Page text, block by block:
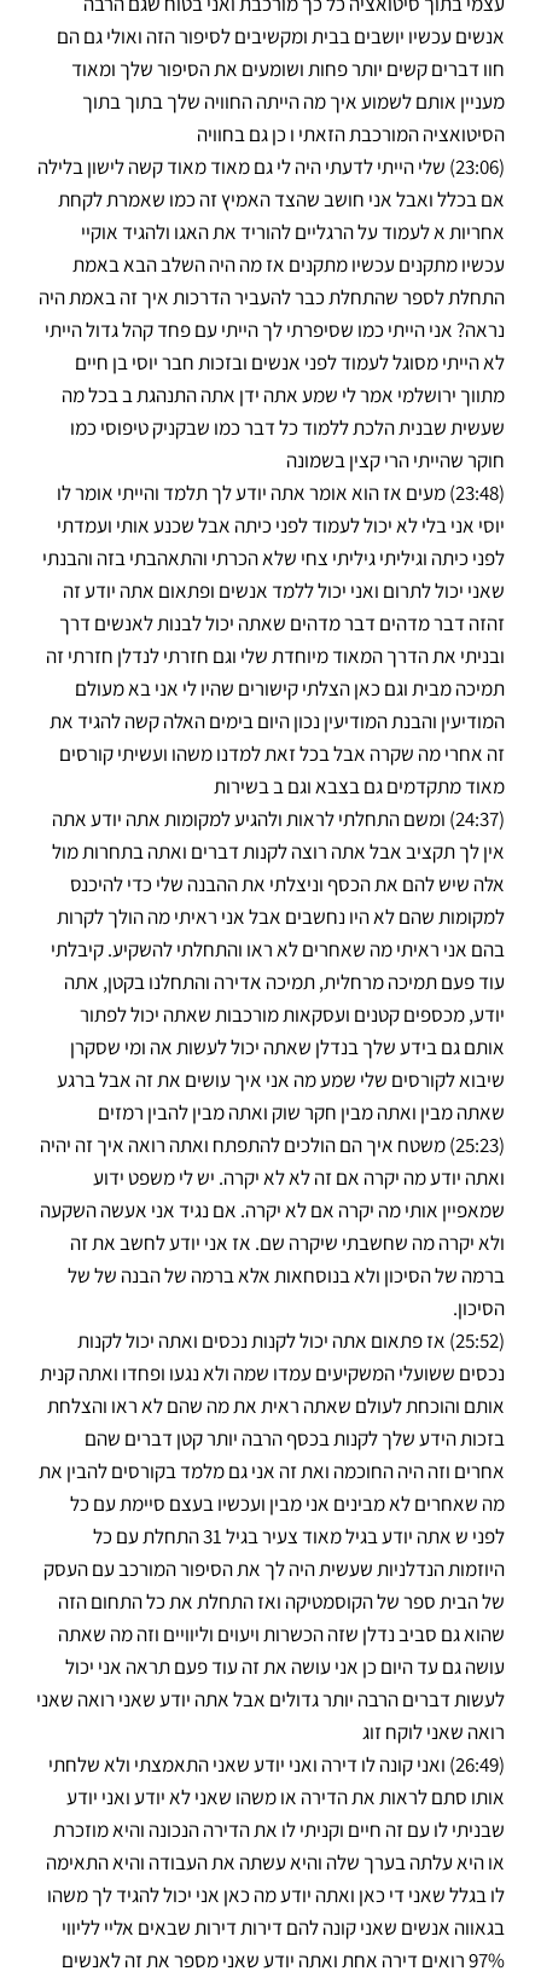
אנשים עכשיו יושבים בבית ומקשיבים לסיפור הזה ואולי גם הם
חוו דברים קשים יותר פחות ושומעים את הסיפור שלך ומאוד
מעניין אותם לשמוע איך מה הייתה החוויה שלך בתוך בתוך
הסיטואציה המורכבת הזאתי ו כן גם בחוויה
(23:06) שלי הייתי לדעתי היה לי גם מאוד מאוד קשה לישון בלילה
אם בכלל ואבל אני חושב שהצד האמיץ זה כמו שאמרת לקחת
אחריות א לעמוד על הרגליים להוריד את האגו ולהגיד אוקיי
עכשיו מתקנים עכשיו מתקנים אז מה היה השלב הבא באמת
התחלת לספר שהתחלת כבר להעביר הדרכות איך זה באמת היה
נראה? אני הייתי כמו שסיפרתי לך הייתי עם פחד קהל גדול הייתי
לא הייתי מסוגל לעמוד לפני אנשים ובזכות חבר יוסי בן חיים
מתווך ירושלמי אמר לי שמע אתה ידן אתה התנהגת ב בכל מה
שעשית שבנית הלכת ללמוד כל דבר כמו שבקניק טיפוסי כמו
חוקר שהייתי הרי קצין בשמונה
(23:48) מעים אז הוא אומר אתה יודע לך תלמד והייתי אומר לו
יוסי אני בלי לא יכול לעמוד לפני כיתה אבל שכנע אותי ועמדתי
לפני כיתה וגיליתי גיליתי צחי שלא הכרתי והתאהבתי בזה והבנתי
שאני יכול לתרום ואני יכול ללמד אנשים ופתאום אתה יודע זה
זהזה דבר מדהים דבר מדהים שאתה יכול לבנות לאנשים דרך
ובניתי את הדרך המאוד מיוחדת שלי וגם חזרתי לנדלן חזרתי זה
תמיכה מבית וגם כאן הצלתי קישורים שהיו לי אני בא מעולם
המודיעין והבנת המודיעין נכון היום בימים האלה קשה להגיד את
זה אחרי מה שקרה אבל בכל זאת למדנו משהו ועשיתי קורסים
מאוד מתקדמים גם בצבא וגם ב בשירות
(24:37) ומשם התחלתי לראות ולהגיע למקומות אתה יודע אתה
אין לך תקציב אבל אתה רוצה לקנות דברים ואתה בתחרות מול
אלה שיש להם את הכסף וניצלתי את ההבנה שלי כדי להיכנס
למקומות שהם לא היו נחשבים אבל אני ראיתי מה הולך לקרות
בהם אני ראיתי מה שאחרים לא ראו והתחלתי להשקיע. קיבלתי
עוד פעם תמיכה מרחלית, תמיכה אדירה והתחלנו בקטן, אתה
יודע, מכספים קטנים ועסקאות מורכבות שאתה יכול לפתור
אותם גם בידע שלך בנדלן שאתה יכול לעשות אה ומי שסקרן
שיבוא לקורסים שלי שמע מה אני איך עושים את זה אבל ברגע
שאתה מבין ואתה מבין חקר שוק ואתה מבין להבין רמזים
(25:23) משטח איך הם הולכים להתפתח ואתה רואה איך זה יהיה
ואתה יודע מה יקרה אם זה לא לא יקרה. יש לי משפט ידוע
שמאפיין אותי מה יקרה אם לא יקרה. אם נגיד אני אעשה השקעה
ולא יקרה מה שחשבתי שיקרה שם. אז אני יודע לחשב את זה
ברמה של הסיכון ולא בנוסחאות אלא ברמה של הבנה של של
הסיכון.
(25:52) אז פתאום אתה יכול לקנות נכסים ואתה יכול לקנות
נכסים ששועלי המשקיעים עמדו שמה ולא נגעו ופחדו ואתה קנית
אותם והוכחת לעולם שאתה ראית את מה שהם לא ראו והצלחת
בזכות הידע שלך לקנות בכסף הרבה יותר קטן דברים שהם
אחרים וזה היה החוכמה ואת זה אני גם מלמד בקורסים להבין את
מה שאחרים לא מבינים אני מבין ועכשיו בעצם סיימת עם כל
לפני ש אתה יודע בגיל מאוד צעיר בגיל 31 התחלת עם כל
היוזמות הנדלניות שעשית היה לך את הסיפור המורכב עם העסק
של הבית ספר של הקוסמטיקה ואז התחלת את כל התחום הזה
שהוא גם סביב נדלן שזה הכשרות ויעוים וליוויים וזה מה שאתה
עושה גם עד היום כן אני עושה את זה עוד פעם תראה אני יכול
לעשות דברים הרבה יותר גדולים אבל אתה יודע שאני רואה שאני
רואה שאני לוקח זוג
(26:49) ואני קונה לו דירה ואני יודע שאני התאמצתי ולא שלחתי
אותו סתם לראות את הדירה או משהו שאני לא יודע ואני יודע
שבניתי לו עם זה חיים וקניתי לו את הדירה הנכונה והיא מוזכרת
או היא עלתה בערך שלה והיא עשתה את העבודה והיא התאימה
לו בגלל שאני די כאן ואתה יודע מה כאן אני יכול להגיד לך משהו
בגאווה אנשים שאני קונה להם דירות דירות שבאים אליי לליווי
97% רואים דירה אחת ואתה יודע שאני מספר את זה לאנשים